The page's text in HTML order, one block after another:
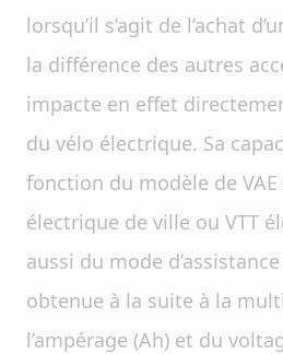
lorsqu’il s’agit de l’achat
la différence des autres
impacte en effet
du vélo électrique. Sa
fonction du modèle de
électrique de ville ou VTT
aussi du mode
obtenue à la suite à la
l’ampérage (Ah) et du